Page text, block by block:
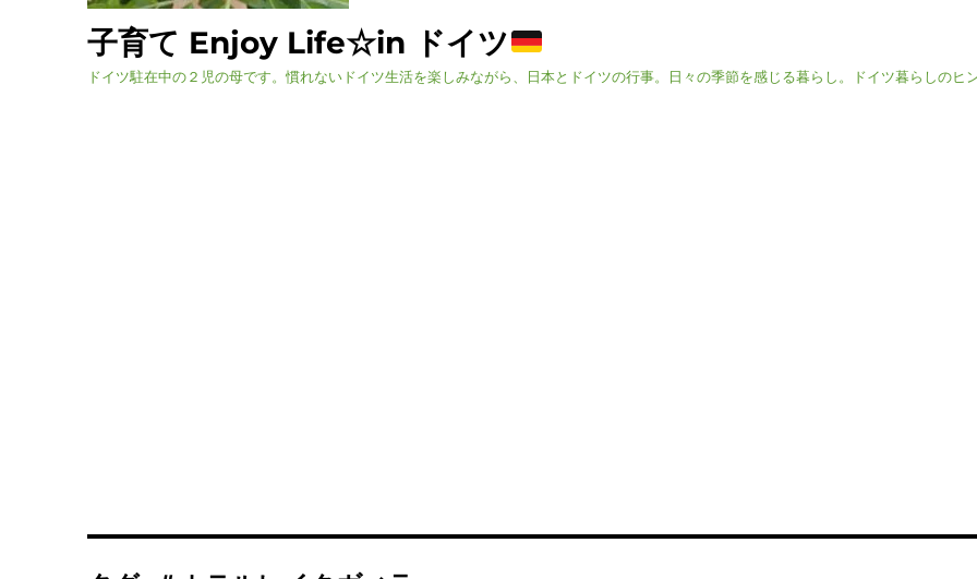
子育て Enjoy Life☆in ドイツ
ドイツ駐在中の２児の母です。慣れないドイツ生活を楽しみながら、日本とドイツの行事。日々の季節を感じる暮らし。ドイツ暮らしのヒ